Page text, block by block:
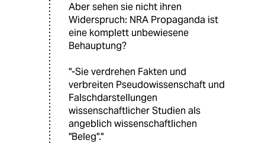
Aber sehen sie nicht ihren
Widerspruch: NRA Propaganda ist
eine komplett unbewiesene
Behauptung?
"-Sie verdrehen Fakten und
verbreiten Pseudowissenschaft und
Falschdarstellungen
wissenschaftlicher Studien als
angeblich wissenschaftlichen
"Beleg"."